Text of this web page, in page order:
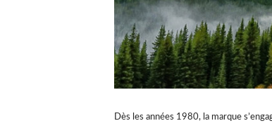
Dès les années 1980, la marque